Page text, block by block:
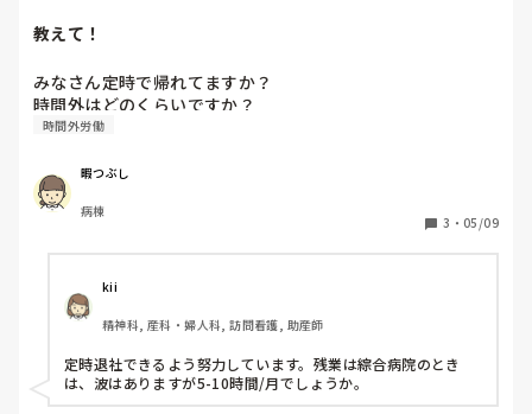
教えて！
みなさん定時で帰れてますか？
時間外はどのくらいですか？
時間外労働
暇つぶし
病棟
3 ・ 05/09
kii
精神科, 産科・婦人科, 訪問看護, 助産師
定時退社できるよう努力しています。残業は綜合病院のとき
は、波はありますが5-10時間/月でしょうか。